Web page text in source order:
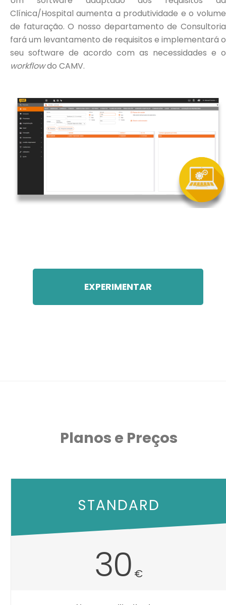
Clínica/Hospital aumenta a produtividade e o volume
de faturação. O nosso departamento de Consultoria
fará um levantamento de requisitos e implementará o
seu software de acordo com as necessidades e o
workflowdo CAMV.
EXPERIMENTAR
Planos e Preços
STANDARD
30 €